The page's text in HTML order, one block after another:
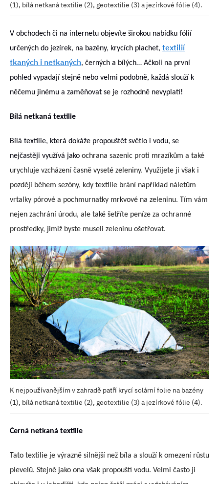
(1), bílá netkaná textilie (2), geotextilie (3) a jezírkové fólie (4).
V obchodech či na internetu objevíte širokou nabídku fólií
určených do jezírek, na bazény, krycích plachet, textilií
tkaných i netkaných, černých a bílých… Ačkoli na první
pohled vypadají stejně nebo velmi podobně, každá slouží k
něčemu jinému a zaměňovat se je rozhodně nevyplatí!
Bílá netkaná textilie
Bílá textilie, která dokáže propouštět světlo i vodu, se
nejčastěji využívá jako ochrana sazenic proti mrazíkům a také
urychluje vzcházení časně vyseté zeleniny. Využijete ji však i
později během sezóny, kdy textilie brání například náletům
vrtalky pórové a pochmurnatky mrkvové na zeleninu. Tím vám
nejen zachrání úrodu, ale také šetříte peníze za ochranné
prostředky, jimiž byste museli zeleninu ošetřovat.
K nejpoužívanějším v zahradě patří krycí solární folie na bazény
(1), bílá netkaná textilie (2), geotextilie (3) a jezírkové fólie (4).
Černá netkaná textilie
Tato textilie je výrazně silnější než bíla a slouží k omezení růstu
plevelů. Stejně jako ona však propouští vodu. Velmi často ji